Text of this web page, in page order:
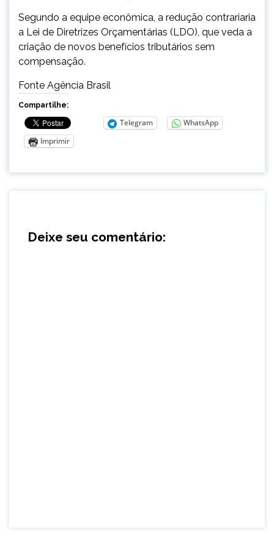
Segundo a equipe econômica, a redução contrariaria
a Lei de Diretrizes Orçamentárias (LDO), que veda a
criação de novos benefícios tributários sem
compensação.
Fonte Agência Brasil
Compartilhe:
Telegram
WhatsApp
Imprimir
Deixe seu comentário: